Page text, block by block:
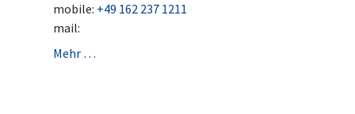
mobile: +49 162 237 1211
mail:
Mehr …